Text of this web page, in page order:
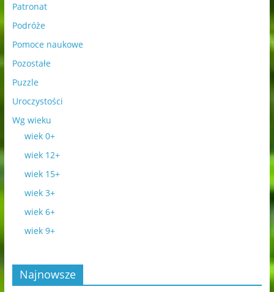
Patronat
Podróże
Pomoce naukowe
Pozostałe
Puzzle
Uroczystości
Wg wieku
wiek 0+
wiek 12+
wiek 15+
wiek 3+
wiek 6+
wiek 9+
Najnowsze